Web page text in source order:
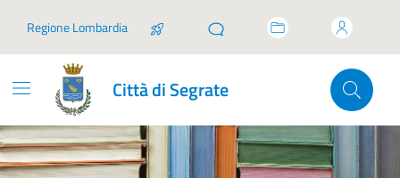
Regione Lombardia
Città di Segrate